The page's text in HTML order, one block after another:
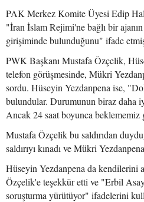
PAK Merkez Komite Üyesi Edip
"İran İslam Rejimi'ne bağlı bir
girişiminde bulunduğunu" ifade
PWK Başkanı Mustafa Özçelik,
telefon görüşmesinde, Mükri
sordu. Hüseyin Yezdanpena ise,
bulundular. Durumunun biraz daha
Ancak 24 saat boyunca beklememiz
Mustafa Özçelik bu saldırıdan
saldırıyı kınadı ve Mükri
Hüseyin Yezdanpena da kendilerini
Özçelik'e teşekkür etti ve "Erbil
soruşturma yürütüyor" ifadelerini